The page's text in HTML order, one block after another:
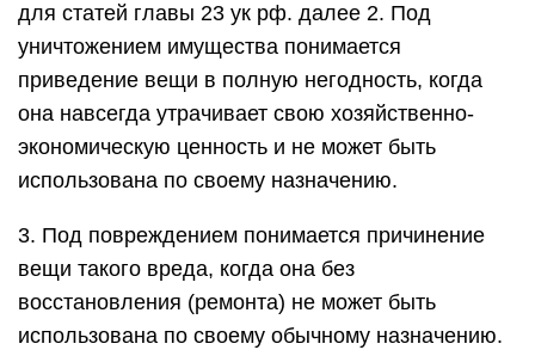
для статей главы 23 ук рф. далее 2. Под
уничтожением имущества понимается
приведение вещи в полную негодность, когда
она навсегда утрачивает свою хозяйственно-
экономическую ценность и не может быть
использована по своему назначению.
3. Под повреждением понимается причинение
вещи такого вреда, когда она без
восстановления (ремонта) не может быть
использована по своему обычному назначению.